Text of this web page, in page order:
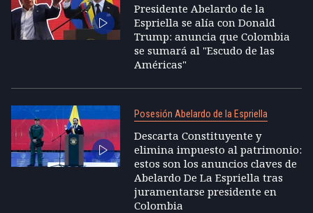
Presidente Abelardo de la
Espriella se alía con Donald
Trump: anuncia que Colombia
se sumará al "Escudo de las
Américas"
Posesión Abelardo de la Espriella
Descarta Constituyente y
elimina impuesto al patrimonio:
estos son los anuncios claves de
Abelardo De La Espriella tras
juramentarse presidente en
Colombia